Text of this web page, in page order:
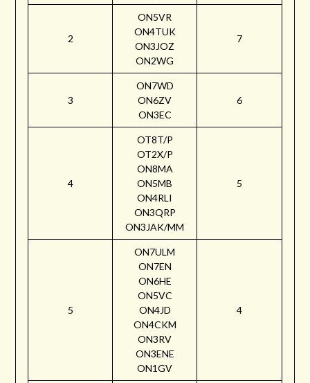
2
ON5VR
ON4TUK
ON3JOZ
ON2WG
7
3
ON7WD
ON6ZV
ON3EC
6
4
OT8T/P
OT2X/P
ON8MA
ON5MB
ON4RLI
ON3QRP
ON3JAK/MM
5
5
ON7ULM
ON7EN
ON6HE
ON5VC
ON4JD
ON4CKM
ON3RV
ON3ENE
ON1GV
4